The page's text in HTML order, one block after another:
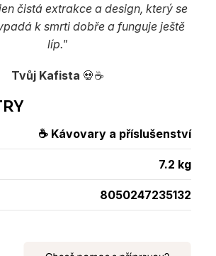
čistá extrakce a design, který se
k smrti dobře a funguje ještě
líp."
Tvůj Kafista 💀☕
☕ Kávovary a příslušenství
7.2 kg
8050247235132